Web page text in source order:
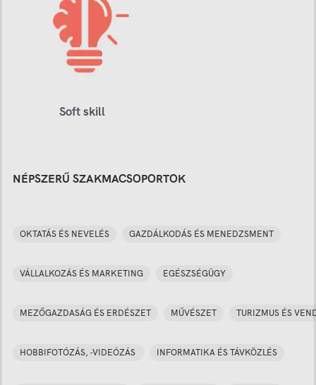
Soft skill
NÉPSZERŰ SZAKMACSOPORTOK
OKTATÁS ÉS NEVELÉS GAZDÁLKODÁS ÉS MENEDZSMENT
VÁLLALKOZÁS ÉS MARKETING EGÉSZSÉGÜGY
MEZŐGAZDASÁG ÉS ERDÉSZET MŰVÉSZET TURIZMUS ÉS
HOBBIFOTÓZÁS, -VIDEÓZÁS INFORMATIKA ÉS TÁVKÖZLÉS